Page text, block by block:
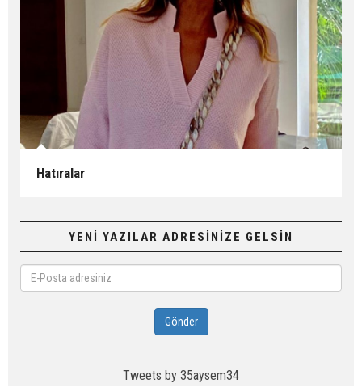
Hatıralar
YENİ YAZILAR ADRESİNİZE GELSİN
Posta
adresiniz
Gönder
Tweets by 35aysem34